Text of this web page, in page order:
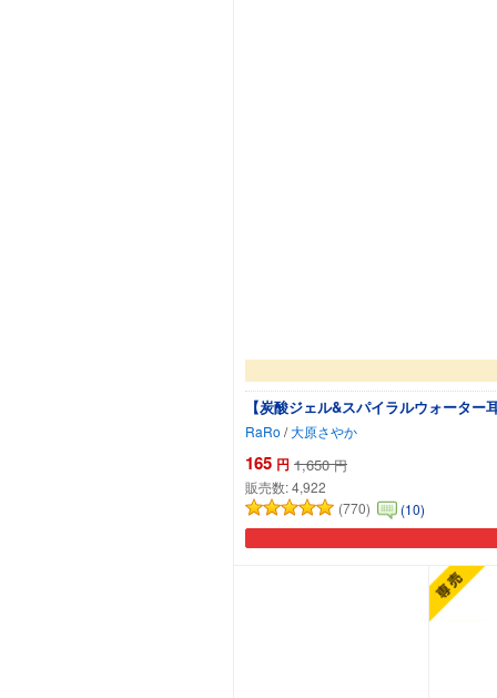
【炭酸ジェル&スパイラルウォータ
RaRo /大原さやか
165 円 1,650 円
販売数:4,922
(770)
(10)